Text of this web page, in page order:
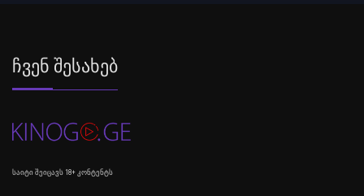
Ჩვენ Შესახებ
საიტი შეიცავს 18+ კონტენტს